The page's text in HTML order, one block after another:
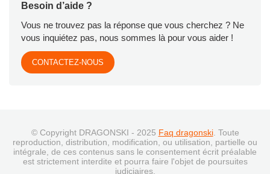
Besoin d’aide ?
Vous ne trouvez pas la réponse que vous cherchez ? Ne
vous inquiétez pas, nous sommes là pour vous aider !
CONTACTEZ-NOUS
© Copyright DRAGONSKI - 2025 Faq dragonski. Toute
reproduction, distribution, modification, ou utilisation, partielle ou
intégrale, de ces contenus sans le consentement écrit préalable
est strictement interdite et pourra faire l'objet de poursuites
judiciaires.